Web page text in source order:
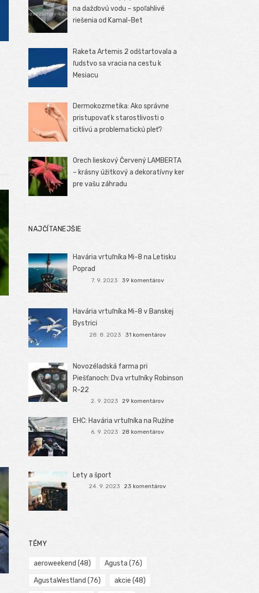
na dažďovú vodu – spoľahlivé
riešenia od Kamal-Bet
Raketa Artemis 2 odštartovala a
ľudstvo sa vracia na cestu k
Mesiacu
Dermokozmetika: Ako správne
pristupovať k starostlivosti o
citlivú a problematickú pleť?
Orech lieskový Červený LAMBERTA
– krásny úžitkový a dekoratívny ker
pre vašu záhradu
NAJČÍTANEJŠIE
Havária vrtuľníka Mi-8 na Letisku
Poprad
7. 9. 2023 39 komentárov
Havária vrtuľníka Mi-8 v Banskej
Bystrici
28. 8. 2023 31 komentárov
Novozéladská farma pri
Piešťanoch: Dva vrtuľníky Robinson
R-22
2. 9. 2023 29 komentárov
EHC: Havária vrtuľníka na Ružíne
6. 9. 2023 28 komentárov
Lety a šport
24. 9. 2023 23 komentárov
TÉMY
aeroweekend (48) Agusta (76)
AgustaWestland (76) akcie (48)